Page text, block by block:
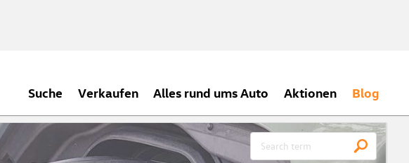
Suche Verkaufen Alles rund ums Auto Aktionen Blog